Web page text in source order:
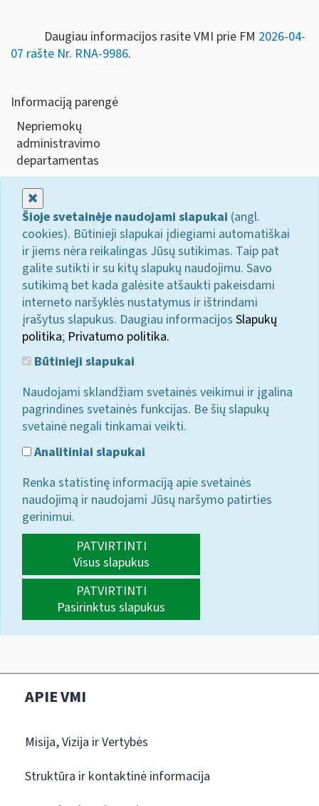
Daugiau informacijos rasite VMI prie FM 2026-04-
07 rašte Nr. RNA-9986.
Informaciją parengė
Nepriemokų
administravimo
departamentas
Šioje svetainėje naudojami slapukai (angl.
cookies). Būtinieji slapukai įdiegiami automatiškai
ir jiems nėra reikalingas Jūsų sutikimas. Taip pat
galite sutikti ir su kitų slapukų naudojimu. Savo
sutikimą bet kada galėsite atšaukti pakeisdami
interneto naršyklės nustatymus ir ištrindami
įrašytus slapukus. Daugiau informacijos Slapukų
politika; Privatumo politika.
Būtinieji slapukai
Naudojami sklandžiam svetainės veikimui ir įgalina
pagrindines svetainės funkcijas. Be šių slapukų
svetainė negali tinkamai veikti.
Analitiniai slapukai
Renka statistinę informaciją apie svetainės
naudojimą ir naudojami Jūsų naršymo patirties
gerinimui.
PATVIRTINTI
Visus slapukus
PATVIRTINTI
Pasirinktus slapukus
APIE VMI
Misija, Vizija ir Vertybės
Struktūra ir kontaktinė informacija